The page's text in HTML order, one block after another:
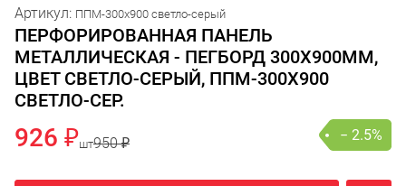
Артикул: ППМ-300х900 светло-серый
ПЕРФОРИРОВАННАЯ ПАНЕЛЬ
МЕТАЛЛИЧЕСКАЯ - ПЕГБОРД 300Х900ММ,
ЦВЕТ СВЕТЛО-СЕРЫЙ, ППМ-300Х900
СВЕТЛО-СЕР.
926 ₽шт950 ₽ − 2.5%